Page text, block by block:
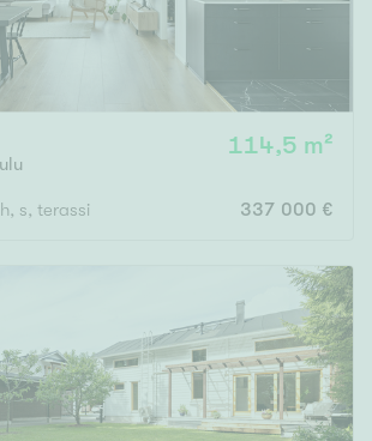
114,5 m²
s, terassi 337 000 €